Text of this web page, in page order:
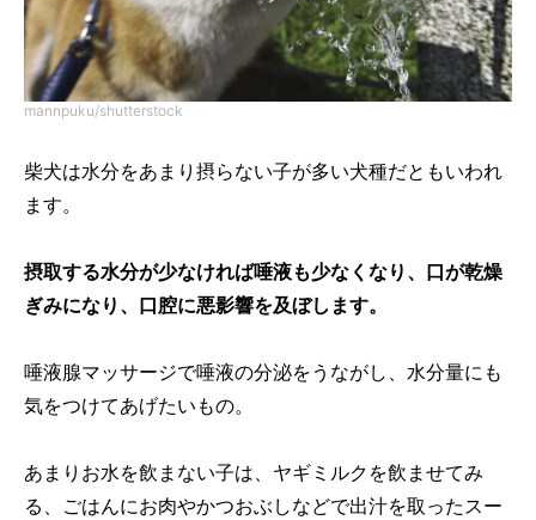
mannpuku/shutterstock
柴犬は水分をあまり摂らない子が多い犬種だともいわれ
ます。
摂取する水分が少なければ唾液も少なくなり、口が乾燥
ぎみになり、口腔に悪影響を及ぼします。
唾液腺マッサージで唾液の分泌をうながし、水分量にも
気をつけてあげたいもの。
あまりお水を飲まない子は、ヤギミルクを飲ませてみ
る、ごはんにお肉やかつおぶしなどで出汁を取ったスー